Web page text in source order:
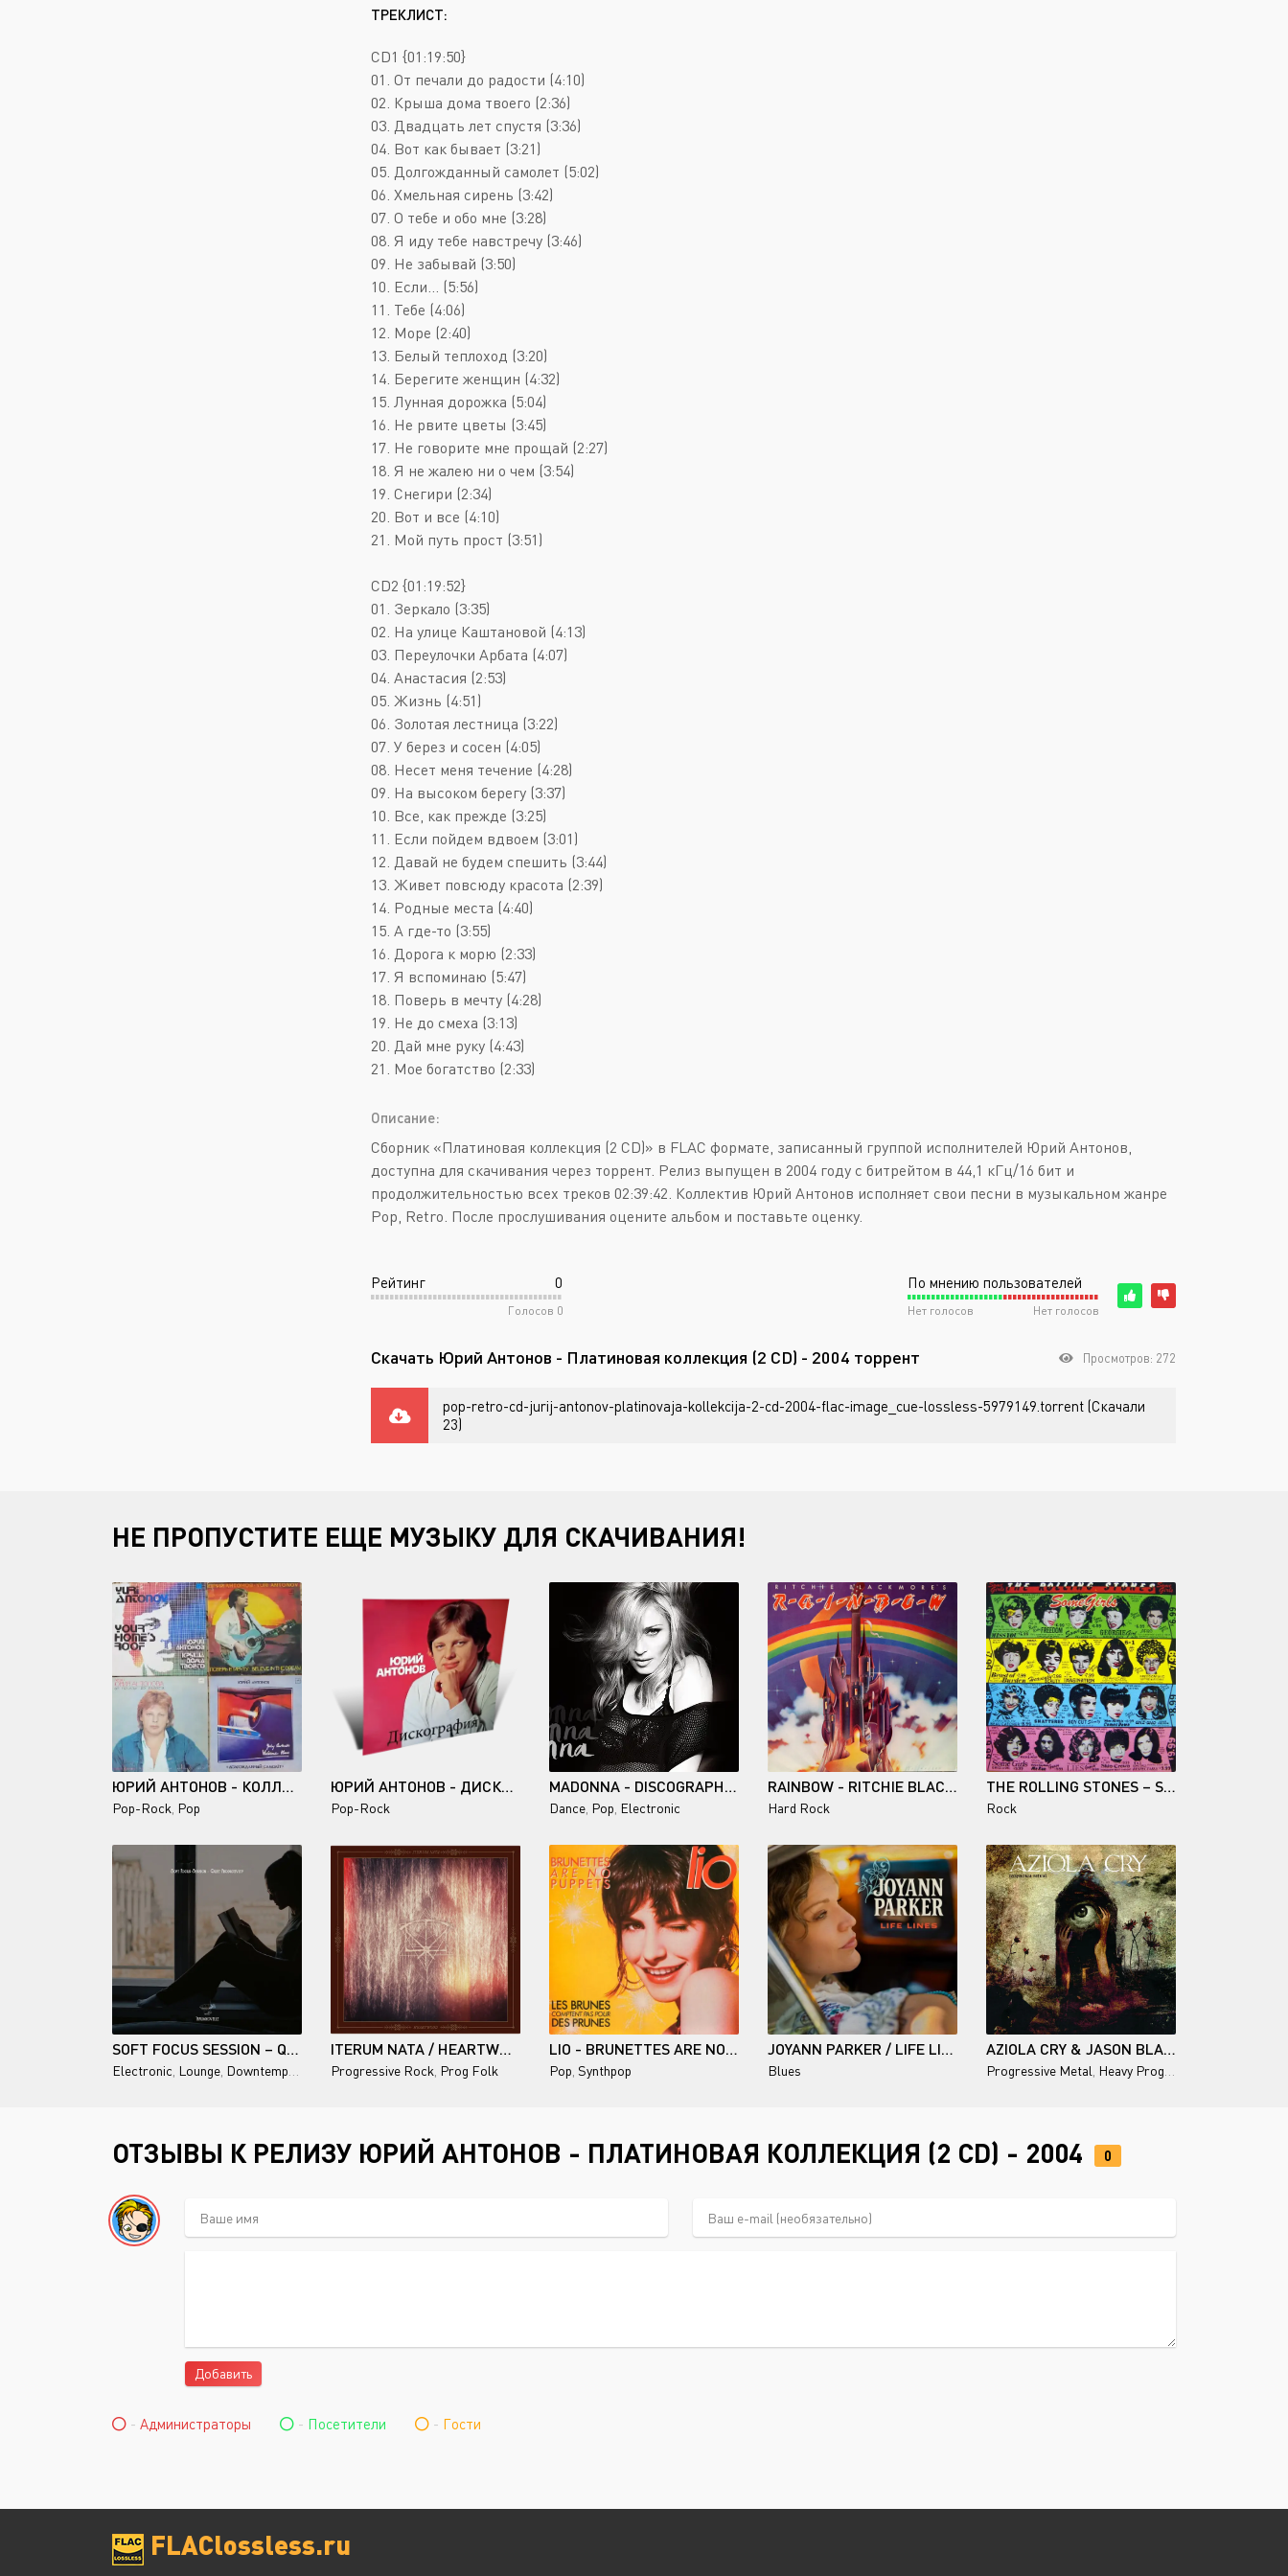
Doom Metal
Folk Metal
Gothic Metal
Groove Metal
Heavy Metal
Melodic Death Metal
ТРЕКЛИСТ:
CD1 {01:19:50}
01. От печали до радости (4:10)
02. Крыша дома твоего (2:36)
03. Двадцать лет спустя (3:36)
04. Вот как бывает (3:21)
05. Долгожданный самолет (5:02)
06. Хмельная сирень (3:42)
07. О тебе и обо мне (3:28)
08. Я иду тебе навстречу (3:46)
09. Не забывай (3:50)
10. Если... (5:56)
11. Тебе (4:06)
12. Море (2:40)
13. Белый теплоход (3:20)
14. Берегите женщин (4:32)
15. Лунная дорожка (5:04)
16. Не рвите цветы (3:45)
17. Не говорите мне прощай (2:27)
18. Я не жалею ни о чем (3:54)
19. Снегири (2:34)
20. Вот и все (4:10)
21. Мой путь прост (3:51)
CD2 {01:19:52}
01. Зеркало (3:35)
02. На улице Каштановой (4:13)
03. Переулочки Арбата (4:07)
04. Анастасия (2:53)
05. Жизнь (4:51)
06. Золотая лестница (3:22)
07. У берез и сосен (4:05)
08. Несет меня течение (4:28)
09. На высоком берегу (3:37)
10. Все, как прежде (3:25)
11. Если пойдем вдвоем (3:01)
12. Давай не будем спешить (3:44)
13. Живет повсюду красота (2:39)
14. Родные места (4:40)
15. А где-то (3:55)
16. Дорога к морю (2:33)
17. Я вспоминаю (5:47)
18. Поверь в мечту (4:28)
19. Не до смеха (3:13)
20. Дай мне руку (4:43)
21. Мое богатство (2:33)
Описание:
Сборник «Платиновая коллекция (2 CD)» в FLAC формате, записанный группой исполнителей Юрий Антонов,
доступна для скачивания через торрент. Релиз выпущен в 2004 году с битрейтом в 44,1 кГц/16 бит и
продолжительностью всех треков 02:39:42. Коллектив Юрий Антонов исполняет свои песни в музыкальном жанре
Pop, Retro. После прослушивания оцените альбом и поставьте оценку.
Рейтинг 0
Голосов 0
По мнению пользователей
Нет голосов Нет голосов
Скачать Юрий Антонов - Платиновая коллекция (2 CD) - 2004 торрент Просмотров: 272
pop-retro-cd-jurij-antonov-platinovaja-kollekcija-2-cd-2004-flac-image_cue-lossless-5979149.torrent (Скачали
23)
НЕ ПРОПУСТИТЕ ЕЩЕ МУЗЫКУ ДЛЯ СКАЧИВАНИЯ!
ЮРИЙ АНТОНОВ - КОЛЛЕКЦИЯ МЕЛОДИИ (6 CD) - 1991-2015
Pop-Rock Pop
ЮРИЙ АНТОНОВ - ДИСКОГРАФИЯ 1973-1990
Pop-Rock
MADONNA - DISCOGRAPHY (25 CD ORIGINAL MASTERING) - 1985-2015
Dance Pop Electronic
RAINBOW - RITCHIE BLACKMORE'S RAINBOW 1975
Hard Rock
THE ROLLING STONES – SOME GIRLS - 1978
Rock
SOFT FOCUS SESSION – QUIET PRODUCTIVITY
Electronic Lounge Downtempo Chillout
ITERUM NATA / HEARTWOOD
Progressive Rock Prog Folk
LIO - BRUNETTES ARE NO PUPPETS (12'' MAXI-SINGLE)
Pop Synthpop
JOYANN PARKER / LIFE LINES
Blues
AZIOLA CRY & JASON BLAKE / DYSPHORIA RITUAL
Progressive Metal Heavy Prog
ОТЗЫВЫ К РЕЛИЗУ ЮРИЙ АНТОНОВ - ПЛАТИНОВАЯ КОЛЛЕКЦИЯ (2 CD) - 2004 0
Добавить
- Администраторы - Посетители - Гости
FLAClossless.ru